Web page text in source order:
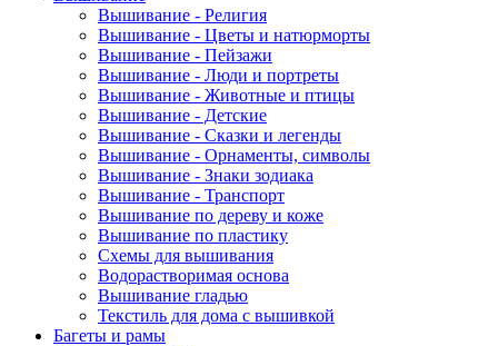
Вышивание - Религия
Вышивание - Цветы и натюрморты
Вышивание - Пейзажи
Вышивание - Люди и портреты
Вышивание - Животные и птицы
Вышивание - Детские
Вышивание - Сказки и легенды
Вышивание - Орнаменты, символы
Вышивание - Знаки зодиака
Вышивание - Транспорт
Вышивание по дереву и коже
Вышивание по пластику
Схемы для вышивания
Водорастворимая основа
Вышивание гладью
Текстиль для дома с вышивкой
Багеты и рамы